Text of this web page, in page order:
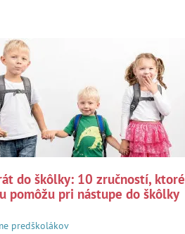
do škôlky: 10 zručností, ktoré
pomôžu pri nástupe do škôlky
predškolákov